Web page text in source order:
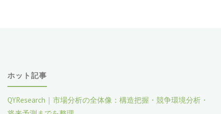
ホット記事
QYResearch｜市場分析の全体像：構造把握・競争環境分析・